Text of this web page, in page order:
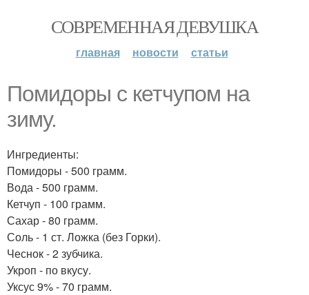
СОВРЕМЕННАЯ ДЕВУШКА
главная новости статьи
Помидоры с кетчупом на
зиму.
Ингредиенты:
Помидоры - 500 грамм.
Вода - 500 грамм.
Кетчуп - 100 грамм.
Сахар - 80 грамм.
Соль - 1 ст. Ложка (без Горки).
Чеснок - 2 зубчика.
Укроп - по вкусу.
Уксус 9% - 70 грамм.